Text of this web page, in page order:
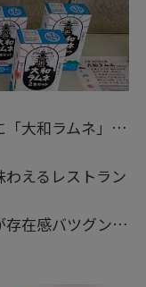
「大和ラムネ」…
えるレストラン
存在感バツグン…